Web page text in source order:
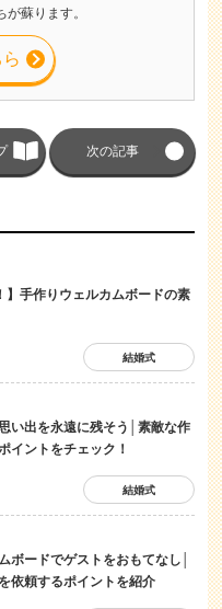
蘇ります。
次の記事
】手作りウェルカムボードの素
結婚式
い出を永遠に残そう│素敵な作
イントをチェック！
結婚式
ボードでゲストをおもてなし│
依頼するポイントを紹介